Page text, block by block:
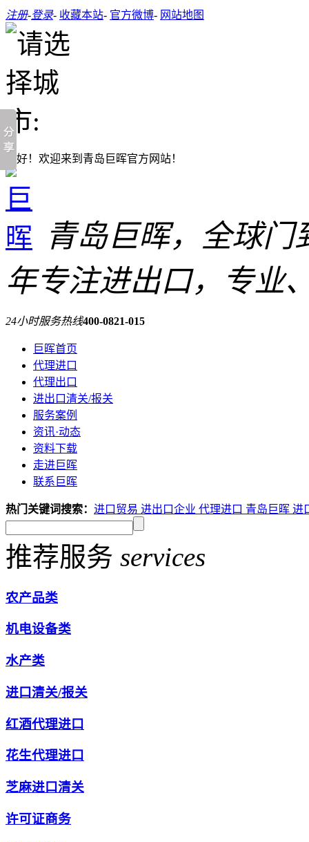
注册-登录- 收藏本站- 官方微博- 网站地图
您好！欢迎来到青岛巨晖官方网站！
青岛巨晖，全球
年专注进出口，专业
24小时服务热线400-0821-015
巨晖首页
代理进口
代理出口
进出口清关/报关
服务案例
资讯·动态
资料下载
走进巨晖
联系巨晖
热门关键词搜索： 进口贸易 进出口企业 代理进口 青岛巨晖 进
推荐服务 services
农产品类
机电设备类
水产类
进口清关/报关
红酒代理进口
花生代理进口
芝麻进口清关
许可证商务